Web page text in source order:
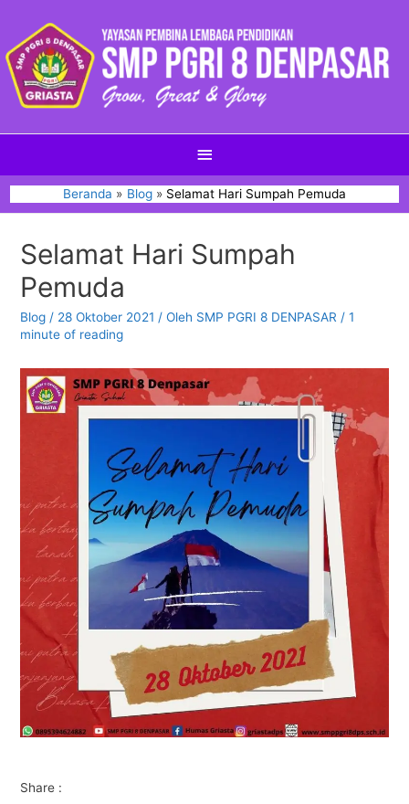
Beranda Blog Selamat Hari Sumpah Pemuda
Selamat Hari Sumpah
Pemuda
Blog / 28 Oktober 2021 / Oleh SMP PGRI 8 DENPASAR / 1
minute of reading
Share :